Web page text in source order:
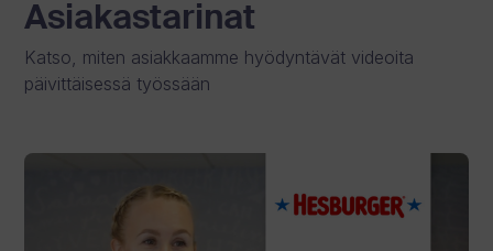
Asiakastarinat
Katso, miten asiakkaamme hyödyntävät videoita
päivittäisessä työssään